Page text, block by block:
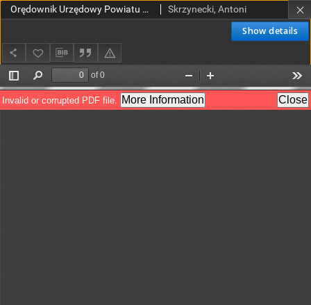
Show details
Orędownik Urzędowy Powiatu Gostyńskiego 1927.01.26 R.9 Nr 8 Skrzynecki, Antoni